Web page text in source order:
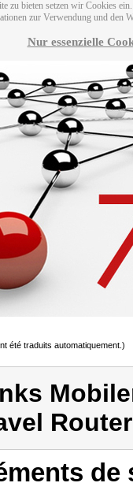
zu bieten setzen wir Cookies
zur Verwendung und den
Nur essenzielle
été traduits automatiquement.)
Router